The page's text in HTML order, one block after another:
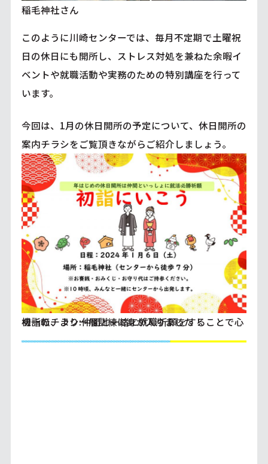
稲毛神社さん
このように川崎センターでは、毎月不定期で土曜祝
日の休日にも開所し、ストレス対処を兼ねた余暇イ
ベントや就職活動や実務のための特別講座を行って
います。
今回は、1月の休日開所の予定について、休日開所の
案内チラシをご覧頂きながらご紹介しましょう。
初詣のチラシ:仲間と一緒に就職祈願をすることで心機一転、より一層訓練に身が入りました！